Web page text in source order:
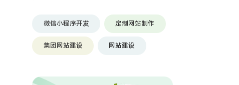
微信小程序开发 定制网站制作
集团网站建设 网站建设